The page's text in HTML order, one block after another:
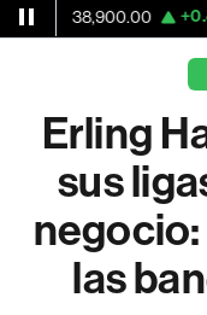
+0.46%
Erling
sus
las